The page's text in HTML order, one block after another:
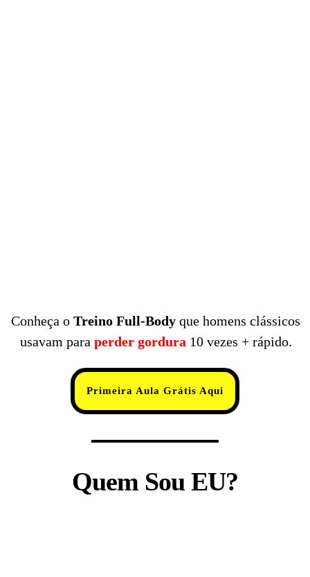
Conheça o Treino Full-Body que homens clássicos
usavam para perder gordura 10 vezes + rápido.
Primeira Aula Grátis Aqui
Quem Sou EU?